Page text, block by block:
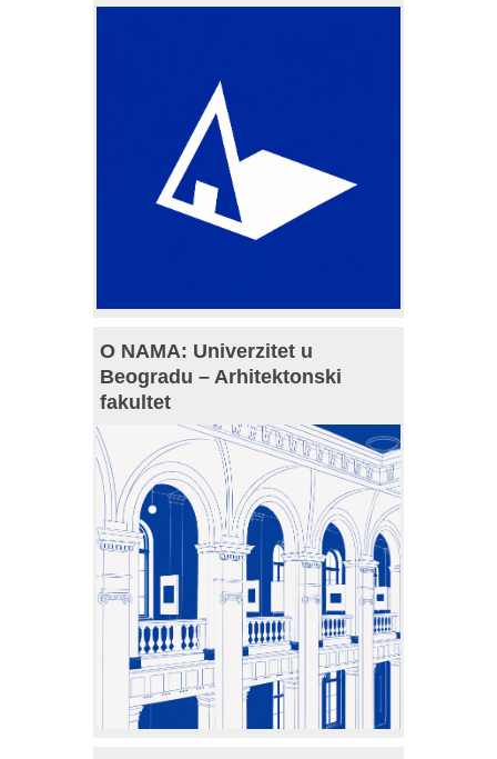
O NAMA: Univerzitet u
Beogradu – Arhitektonski
fakultet